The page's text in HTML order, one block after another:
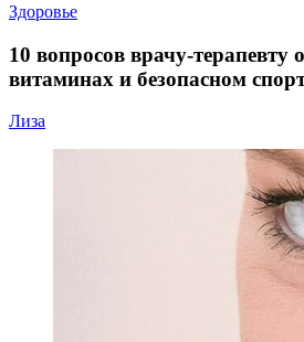
Здоровье
10 вопросов врачу-
витаминах и безопасном
Лиза